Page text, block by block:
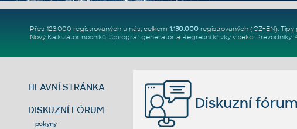
Přes 123.000 registrovaných u nás, celkem 1.130.000registrovaných (CZ+EN). Tipy
Nový Kalkulátor nosníků, Spirograf generátor a Regresní křivkyv sekci Převodníky.
HLAVNÍ STRÁNKA
DISKUZNÍ FÓRUM
pokyny
Diskuzní